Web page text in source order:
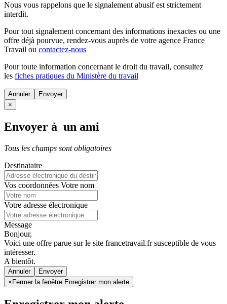
Nous vous rappelons que le signalement abusif est strictement
interdit.
Pour tout signalement concernant des informations inexactes ou une
offre déjà pourvue, rendez-vous auprès de votre agence France
Travail ou contactez-nous
Pour toute information concernant le droit du travail, consultez
les fiches pratiques du Ministère du travail
Annuler
×
Envoyer à un ami
Tous les champs sont obligatoires
Destinataire
Vos coordonnées Votre nom
Votre adresse électronique
Message
Bonjour,
Voici une offre parue sur le site francetravail.fr susceptible de vous
intéresser.
A bientôt.
Annuler
× Fermer la fenêtre Enregistrer mon alerte